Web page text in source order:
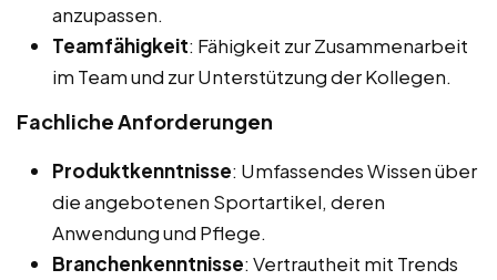
anzupassen.
Teamfähigkeit: Fähigkeit zur Zusammenarbeit
im Team und zur Unterstützung der Kollegen.
Fachliche Anforderungen
Produktkenntnisse: Umfassendes Wissen über
die angebotenen Sportartikel, deren
Anwendung und Pflege.
Branchenkenntnisse: Vertrautheit mit Trends